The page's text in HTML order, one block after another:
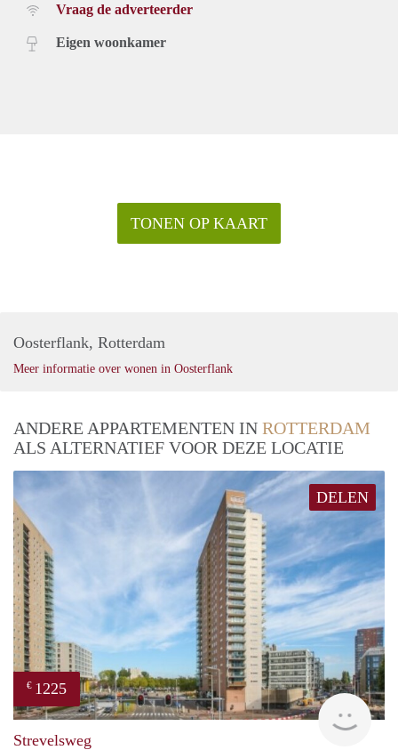
Vraag de adverteerder
Eigen woonkamer
TONEN OP KAART
Oosterflank, Rotterdam
Meer informatie over wonen in Oosterflank
ANDERE APPARTEMENTEN IN ROTTERDAM
ALS ALTERNATIEF VOOR DEZE LOCATIE
DELEN
€ 1225
Strevelsweg